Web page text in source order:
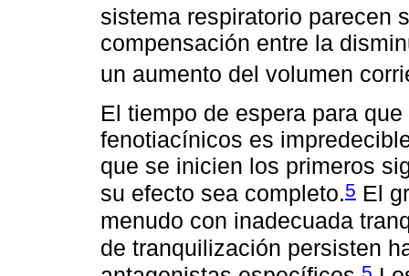
sistema respiratorio parecen
compensación entre la
un aumento del volumen
El tiempo de espera para
fenotiacínicos es
que se inicien los primeros
su efecto sea completo.5 El
menudo con inadecuada
de tranquilización persisten
5